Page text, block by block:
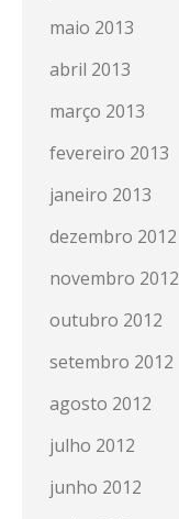
maio 2013
abril 2013
março 2013
fevereiro 2013
janeiro 2013
dezembro 2012
novembro 2012
outubro 2012
setembro 2012
agosto 2012
julho 2012
junho 2012